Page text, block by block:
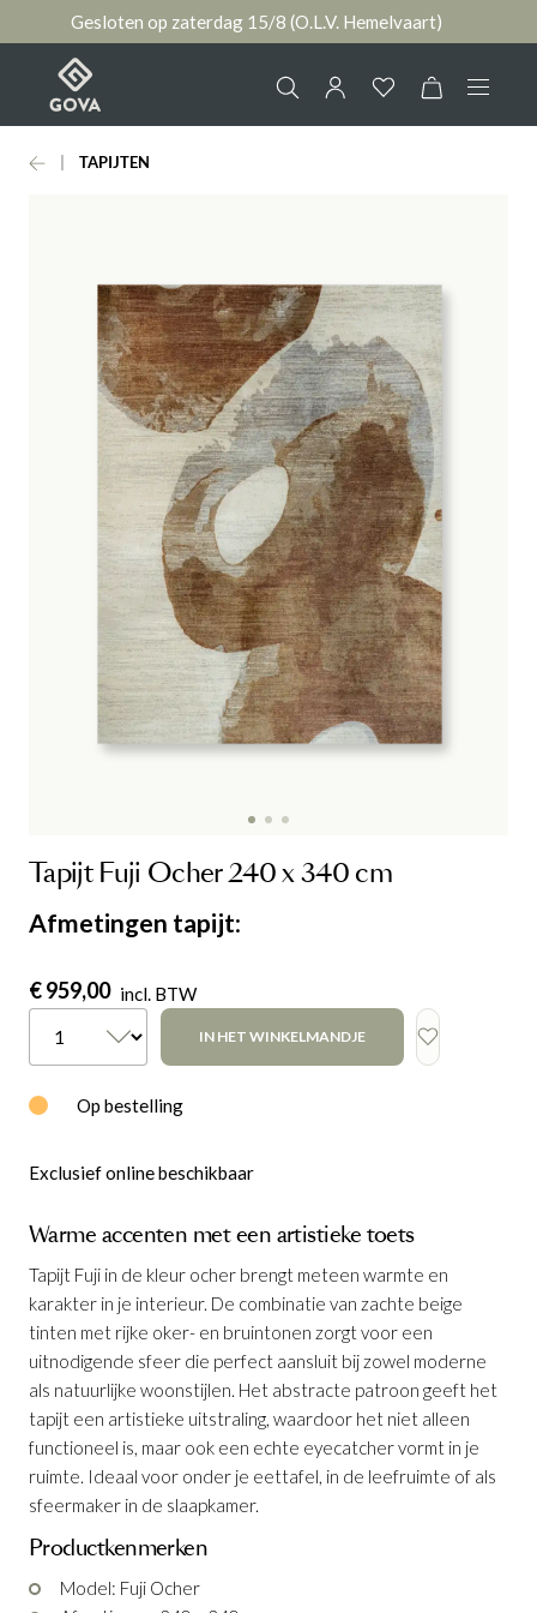
Gesloten op zaterdag 15/8 (O.L.V. Hemelvaart)
Collectie
Merken
Nieuws & Inspiratie
Contact
AANMELDEN
ofregistreren
TAPIJTEN
Tapijt Fuji Ocher 240 x 340 cm
Afmetingen tapijt:
€ 959,00 incl. BTW
IN HET WINKELMANDJE
Op bestelling
Exclusief online beschikbaar
Warme accenten met een artistieke toets
Tapijt Fuji in de kleur ocher brengt meteen warmte en
karakter in je interieur. De combinatie van zachte beige
tinten met rijke oker- en bruintonen zorgt voor een
uitnodigende sfeer die perfect aansluit bij zowel moderne
als natuurlijke woonstijlen. Het abstracte patroon geeft het
tapijt een artistieke uitstraling, waardoor het niet alleen
functioneel is, maar ook een echte eyecatcher vormt in je
ruimte. Ideaal voor onder je eettafel, in de leefruimte of als
sfeermaker in de slaapkamer.
Productkenmerken
Model: Fuji Ocher
Tapijt Fuji Ocher 240 x 340 cmis
toegevoegd aan je winkelmandje